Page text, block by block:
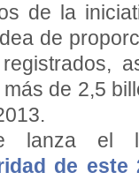
de la
de
de 2,5
lanza
de este